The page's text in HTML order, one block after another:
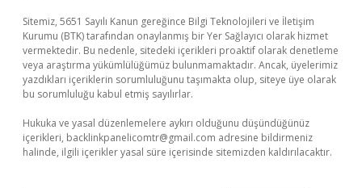
Sitemiz, 5651 Sayılı Kanun gereğince Bilgi Teknolojileri ve İletişim
Kurumu (BTK) tarafından onaylanmış bir Yer Sağlayıcı olarak hizmet
vermektedir. Bu nedenle, sitedeki içerikleri proaktif olarak denetleme
veya araştırma yükümlülüğümüz bulunmamaktadır. Ancak, üyelerimiz
yazdıkları içeriklerin sorumluluğunu taşımakta olup, siteye üye olarak
bu sorumluluğu kabul etmiş sayılırlar.
Hukuka ve yasal düzenlemelere aykırı olduğunu düşündüğünüz
içerikleri, backlinkpanelicomtr@gmail.com adresine bildirmeniz
halinde, ilgili içerikler yasal süre içerisinde sitemizden kaldırılacaktır.